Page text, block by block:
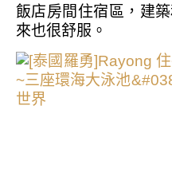
飯店房間住宿區，建
來也很舒服。